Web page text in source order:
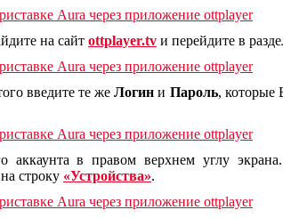
на сайт ottplayer.tv и перейдите в
введите те жеЛогин и Пароль, которые
аккаунта в правом верхнем углу
строку «Устройства».